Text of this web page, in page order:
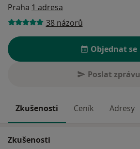
Praha 1 adresa
38 názorů
Objednat se
Poslat zprávu
Zkušenosti Ceník Adresy
Zkušenosti